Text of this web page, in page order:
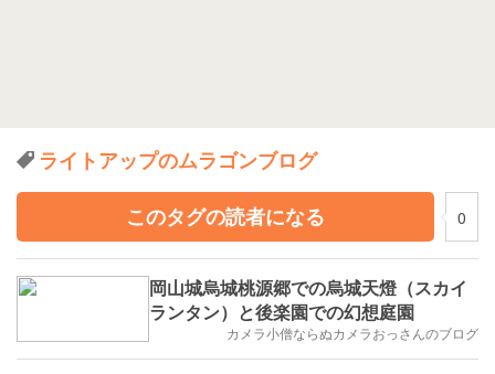
ライトアップのムラゴンブログ
このタグの読者になる
0
岡山城烏城桃源郷での烏城天燈（スカイ
ランタン）と後楽園での幻想庭園
カメラ小僧ならぬカメラおっさんのブログ